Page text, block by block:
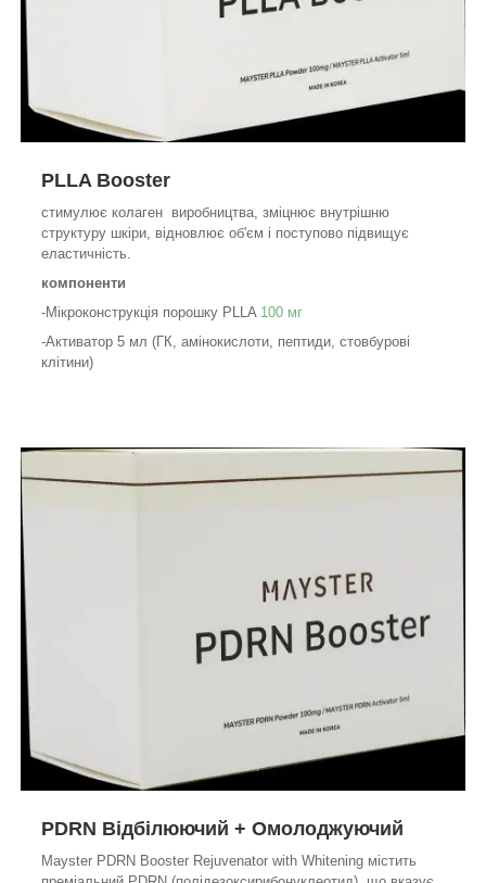
PLLA Booster
стимулює колаген виробництва, зміцнює внутрішню
структуру шкіри, відновлює об'єм і поступово підвищує
еластичність.
компоненти
-Мікроконструкція порошку PLLA 100 мг
-Активатор 5 мл (ГК, амінокислоти, пептиди, стовбурові
клітини)
PDRN Відбілюючий + Омолоджуючий
Mayster PDRN Booster Rejuvenator with Whitening містить